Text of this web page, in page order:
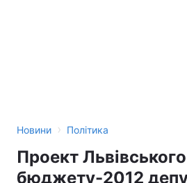
Новини › Політика
Проект Львівського
бюджету-2012